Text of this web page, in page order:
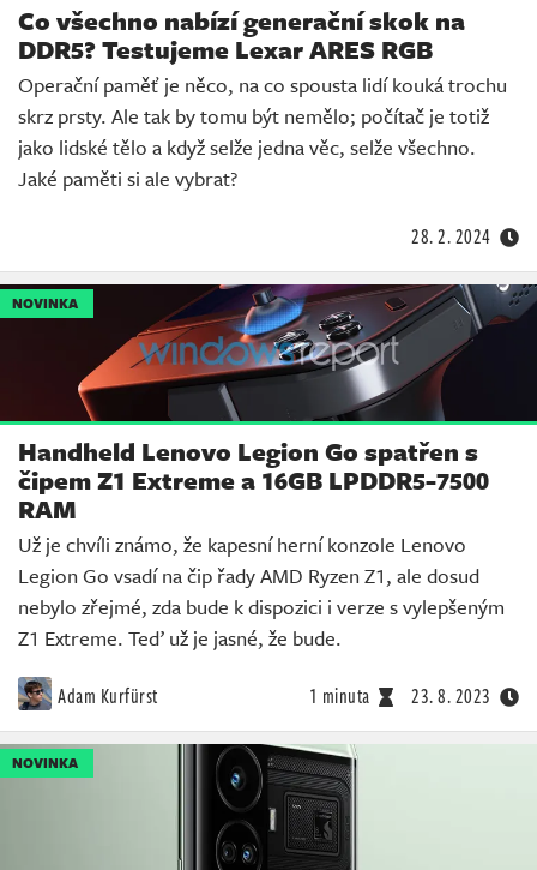
Co všechno nabízí generační skok na
DDR5? Testujeme Lexar ARES RGB
Operační paměť je něco, na co spousta lidí kouká trochu
skrz prsty. Ale tak by tomu být nemělo; počítač je totiž
jako lidské tělo a když selže jedna věc, selže všechno.
Jaké paměti si ale vybrat?
28. 2. 2024
NOVINKA
Handheld Lenovo Legion Go spatřen s
čipem Z1 Extreme a 16GB LPDDR5-7500
RAM
Už je chvíli známo, že kapesní herní konzole Lenovo
Legion Go vsadí na čip řady AMD Ryzen Z1, ale dosud
nebylo zřejmé, zda bude k dispozici i verze s vylepšeným
Z1 Extreme. Teď už je jasné, že bude.
Adam Kurfürst 1 minuta 23. 8. 2023
NOVINKA